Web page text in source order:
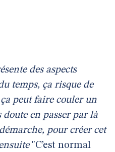
des aspects
temps, ça risque de
peut faire couler un
en passer par là
pour créer cet
"C’est normal